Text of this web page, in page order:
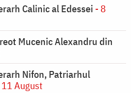
Calinic al Edessei - 8
Mucenic Alexandru din
Nifon, Patriarhul
August